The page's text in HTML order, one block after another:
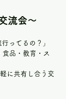
流会～
ってるの？」
品・教育・ス
に共有し合う交